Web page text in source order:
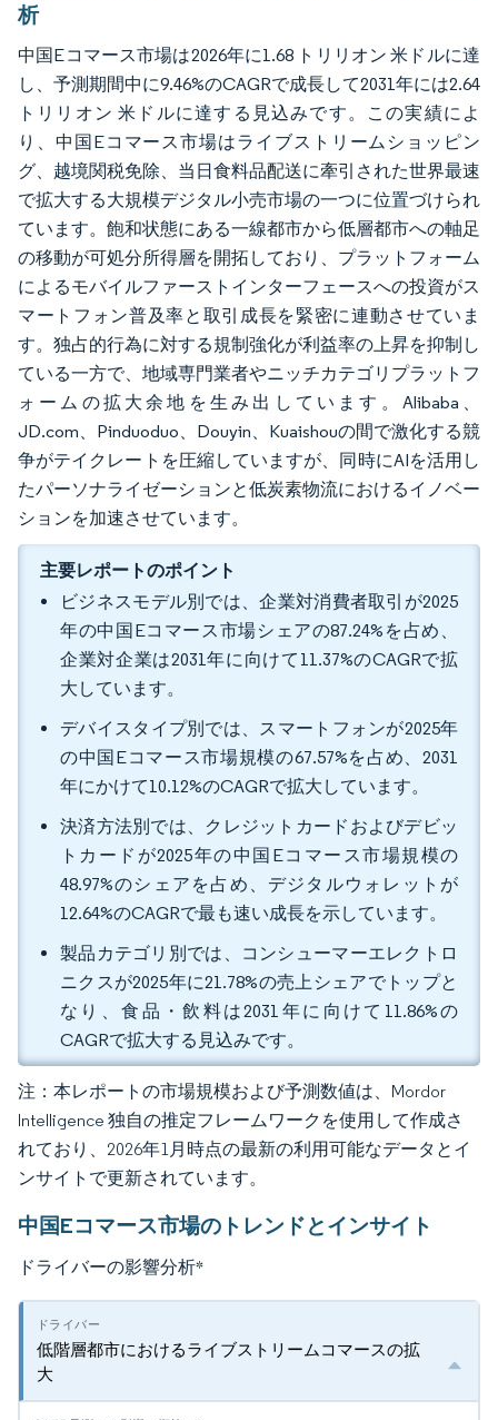
析
中国Eコマース市場は2026年に1.68 トリリオン 米ドルに達
し、予測期間中に9.46%のCAGRで成長して2031年には2.64
トリリオン 米ドルに達する見込みです。この実績によ
り、中国Eコマース市場はライブストリームショッピン
グ、越境関税免除、当日食料品配送に牽引された世界最速
で拡大する大規模デジタル小売市場の一つに位置づけられ
ています。飽和状態にある一線都市から低層都市への軸足
の移動が可処分所得層を開拓しており、プラットフォーム
によるモバイルファーストインターフェースへの投資がス
マートフォン普及率と取引成長を緊密に連動させていま
す。独占的行為に対する規制強化が利益率の上昇を抑制し
ている一方で、地域専門業者やニッチカテゴリプラットフ
ォームの拡大余地を生み出しています。Alibaba、
JD.com、Pinduoduo、Douyin、Kuaishouの間で激化する競
争がテイクレートを圧縮していますが、同時にAIを活用し
たパーソナライゼーションと低炭素物流におけるイノベー
ションを加速させています。
主要レポートのポイント
ビジネスモデル別では、企業対消費者取引が2025
年の中国Eコマース市場シェアの87.24%を占め、
企業対企業は2031年に向けて11.37%のCAGRで拡
大しています。
デバイスタイプ別では、スマートフォンが2025年
の中国Eコマース市場規模の67.57%を占め、2031
年にかけて10.12%のCAGRで拡大しています。
決済方法別では、クレジットカードおよびデビッ
トカードが2025年の中国Eコマース市場規模の
48.97%のシェアを占め、デジタルウォレットが
12.64%のCAGRで最も速い成長を示しています。
製品カテゴリ別では、コンシューマーエレクトロ
ニクスが2025年に21.78%の売上シェアでトップと
なり、食品・飲料は2031年に向けて11.86%の
CAGRで拡大する見込みです。
注：本レポートの市場規模および予測数値は、Mordor
Intelligence 独自の推定フレームワークを使用して作成さ
れており、2026年1月時点の最新の利用可能なデータとイ
ンサイトで更新されています。
中国Eコマース市場のトレンドとインサイト
ドライバーの影響分析*
低階層都市におけるライブストリームコマースの拡
大